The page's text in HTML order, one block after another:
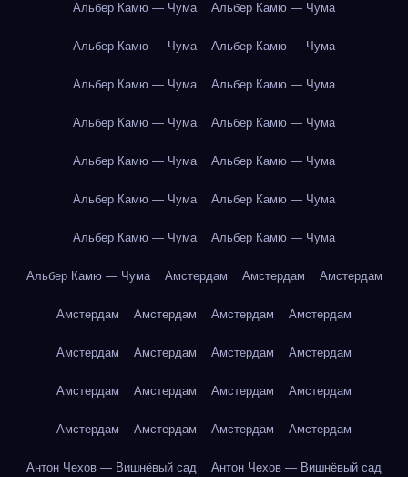
Альбер Камю — Чума Альбер Камю — Чума
Альбер Камю — Чума Альбер Камю — Чума
Альбер Камю — Чума Альбер Камю — Чума
Альбер Камю — Чума Альбер Камю — Чума
Альбер Камю — Чума Альбер Камю — Чума
Альбер Камю — Чума Альбер Камю — Чума
Альбер Камю — Чума Альбер Камю — Чума
Альбер Камю — Чума Амстердам Амстердам Амстердам
Амстердам Амстердам Амстердам Амстердам
Амстердам Амстердам Амстердам Амстердам
Амстердам Амстердам Амстердам Амстердам
Амстердам Амстердам Амстердам Амстердам
Антон Чехов — Вишнёвый сад Антон Чехов — Вишнёвый сад